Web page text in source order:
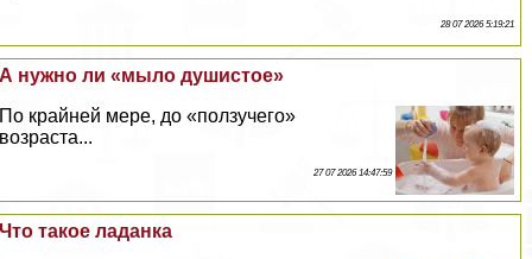
28 07 2026 5:19:21
А нужно ли «мыло душистое»
По крайней мере, до «ползучего»
возраста...
27 07 2026 14:47:59
Что такое ладанка